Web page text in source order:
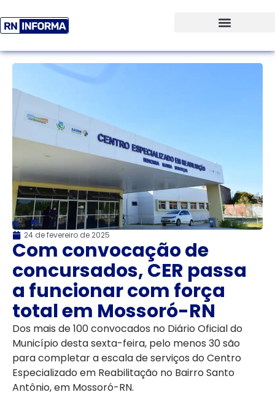
24 de fevereiro de 2025
Com convocação de
concursados, CER passa
a funcionar com força
total em Mossoró-RN
Dos mais de 100 convocados no Diário Oficial do
Município desta sexta-feira, pelo menos 30 são
para completar a escala de serviços do Centro
Especializado em Reabilitação no Bairro Santo
Antônio, em Mossoró-RN.